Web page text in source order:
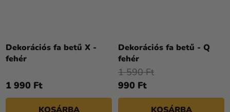
Dekorációs fa betű X -
fehér
1 990 Ft
Dekorációs fa betű - Q
fehér
990 Ft
1 590 Ft